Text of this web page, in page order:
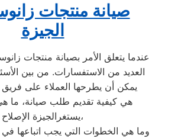
صيانة منتجات
الجيزة
عندما يتعلق الأمر بصيانة منتجات
العديد من الاستفسارات. من بين
يمكن أن يطرحها العملاء على فريق
هي كيفية تقديم طلب صيانة، ما
يستغرالجيزة الإصلاح،
وما هي الخطوات التي يجب اتباعها في